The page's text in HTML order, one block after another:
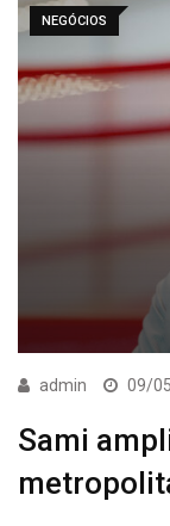
NEGÓCIOS
admin 09/
Sami